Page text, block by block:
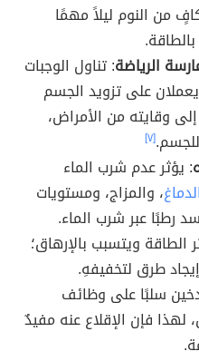
من النوم ليلاً مهمًا
الرياضة: تناول الوجبات
على تزويد الجسم
إلى وقايته من الأمراض،
[٧]
: يؤثر عدم شرب الماء
، والمزاج، ومستويات
رطبًا عبر شرب الماء.
الطاقة ويتسبب بالإرهاق؛
طرق لتخفيفهِ.
سلبًا على وظائف
لهذا فإن الإقلاع عنه مفيدٌ